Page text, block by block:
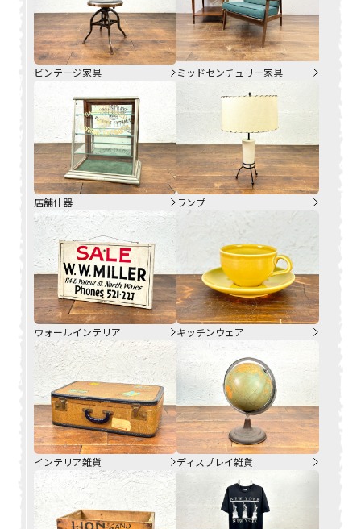
ビンテージ家具 ミッドセンチュリー家具
店舗什器 ランプ
ウォールインテリア キッチンウェア
インテリア雑貨 ディスプレイ雑貨